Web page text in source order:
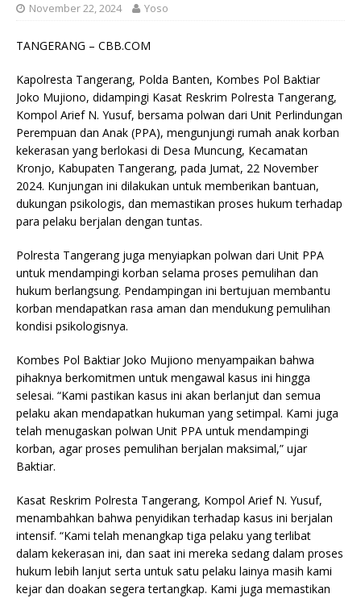
November 22, 2024 Yoso
TANGERANG – CBB.COM
Kapolresta Tangerang, Polda Banten, Kombes Pol Baktiar
Joko Mujiono, didampingi Kasat Reskrim Polresta Tangerang,
Kompol Arief N. Yusuf, bersama polwan dari Unit Perlindungan
Perempuan dan Anak (PPA), mengunjungi rumah anak korban
kekerasan yang berlokasi di Desa Muncung, Kecamatan
Kronjo, Kabupaten Tangerang, pada Jumat, 22 November
2024. Kunjungan ini dilakukan untuk memberikan bantuan,
dukungan psikologis, dan memastikan proses hukum terhadap
para pelaku berjalan dengan tuntas.
Polresta Tangerang juga menyiapkan polwan dari Unit PPA
untuk mendampingi korban selama proses pemulihan dan
hukum berlangsung. Pendampingan ini bertujuan membantu
korban mendapatkan rasa aman dan mendukung pemulihan
kondisi psikologisnya.
Kombes Pol Baktiar Joko Mujiono menyampaikan bahwa
pihaknya berkomitmen untuk mengawal kasus ini hingga
selesai. “Kami pastikan kasus ini akan berlanjut dan semua
pelaku akan mendapatkan hukuman yang setimpal. Kami juga
telah menugaskan polwan Unit PPA untuk mendampingi
korban, agar proses pemulihan berjalan maksimal,” ujar
Baktiar.
Kasat Reskrim Polresta Tangerang, Kompol Arief N. Yusuf,
menambahkan bahwa penyidikan terhadap kasus ini berjalan
intensif. “Kami telah menangkap tiga pelaku yang terlibat
dalam kekerasan ini, dan saat ini mereka sedang dalam proses
hukum lebih lanjut serta untuk satu pelaku lainya masih kami
kejar dan doakan segera tertangkap. Kami juga memastikan